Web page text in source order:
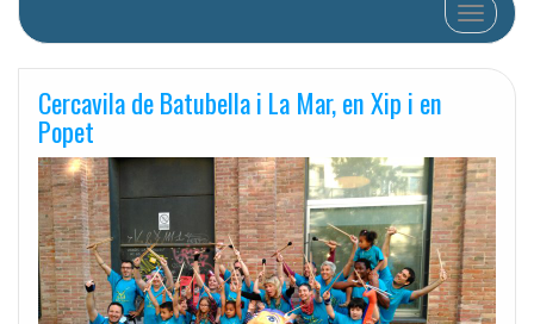
Cambiar
Cercavila de Batubella i La Mar, en Xip i en
Popet